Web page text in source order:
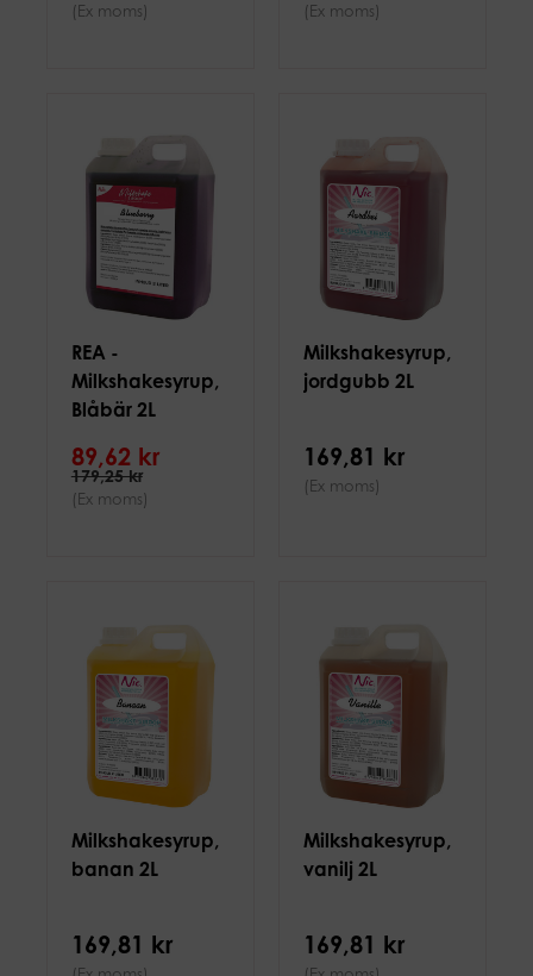
(Ex moms) (Ex moms)
REA -
Milkshakesyrup,
Blåbär 2L
89,62 kr
179,25 kr
(Ex moms)
Milkshakesyrup,
jordgubb 2L
169,81 kr
(Ex moms)
Milkshakesyrup,
banan 2L
169,81 kr
Milkshakesyrup,
vanilj 2L
169,81 kr